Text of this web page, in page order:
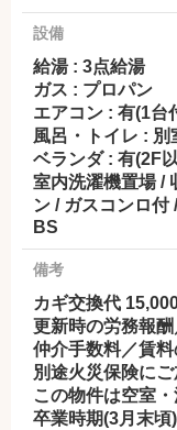
設備
給湯 : 3点給湯
ガス : プロパン
エアコン : 有(1台
風呂・トイレ : 別
ベランダ : 有(2F
室内洗濯機置場 /
ン / ガスコンロ付
BS
備考
カギ交換代
更新時の労務報酬
仲介手数料／賃料
別途火災保険に
この物件は空室
卒業時期(3月末